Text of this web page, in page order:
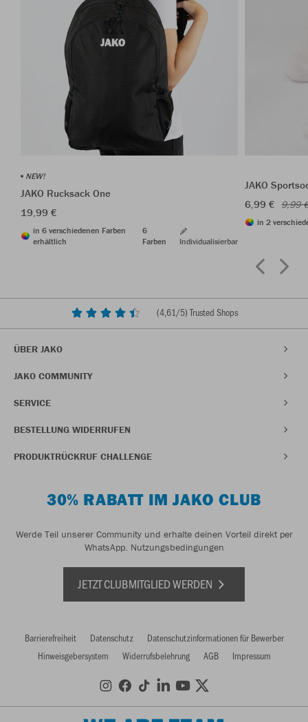
NEW!
JAKO Rucksack One
19,99 €
in 6 verschiedenen Farben
erhältlich
6
Farben
Individualisierbar
JAKO
6,99 € 9,99
in 2
(4,61/5) Trusted Shops
ÜBER JAKO
JAKO COMMUNITY
SERVICE
BESTELLUNG WIDERRUFEN
PRODUKTRÜCKRUF CHALLENGE
30% RABATT IM JAKO CLUB
Werde Teil unserer Community und erhalte deinen Vorteil direkt per
WhatsApp. Nutzungsbedingungen
JETZT CLUBMITGLIED WERDEN
Barrierefreiheit Datenschutz
Datenschutzinformationen für Bewerber
Hinweisgebersystem
Widerrufsbelehrung AGB Impressum